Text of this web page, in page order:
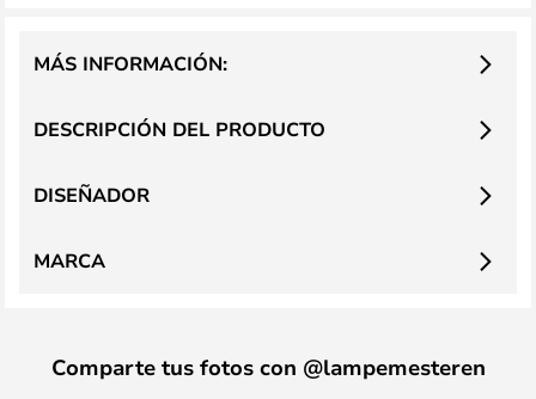
DESCRIPCIÓN DEL PRODUCTO
MÁS INFORMACIÓN:
DISEÑADOR
MARCA
Comparte tus fotos con @lampemesteren